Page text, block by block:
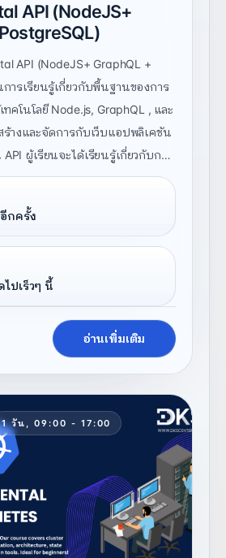
API (NodeJS+
API (NodeJS+ GraphQL +
การเรียนรู้เกี่ยวกับพื้นฐานของการ
คโนโลยี Node.js, GraphQL , และ
ร้างและจัดการกับเว็บแอปพลิเคชัน
ผู้เรียนจะได้เรียนรู้เกี่ยวกับการ
(ECMAScript), Node.js,
Nest JS, PostgreSQL, และ
ของ Node.js รวมถึงการ
รกับ Middleware และการจัดการ
Handling) และการสร้างและการ
ในการ Deploy
กครั้ง
ปเร็วๆ นี้
อ่านเพิ่มเติม
1 วัน, 09:00 - 17:00